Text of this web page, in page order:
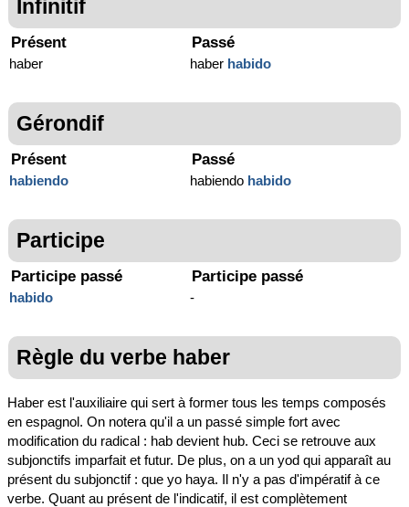
Infinitif
Présent
haber
Passé
haber habido
Gérondif
Présent
habiendo
Passé
habiendo habido
Participe
Participe passé
habido
Participe passé
-
Règle du verbe haber
Haber est l'auxiliaire qui sert à former tous les temps composés
en espagnol. On notera qu'il a un passé simple fort avec
modification du radical : hab devient hub. Ceci se retrouve aux
subjonctifs imparfait et futur. De plus, on a un yod qui apparaît au
présent du subjonctif : que yo haya. Il n'y a pas d'impératif à ce
verbe. Quant au présent de l'indicatif, il est complètement